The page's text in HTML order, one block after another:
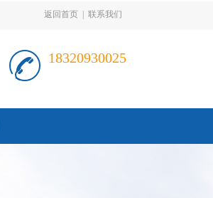
返回首页 联系我们
18320930025